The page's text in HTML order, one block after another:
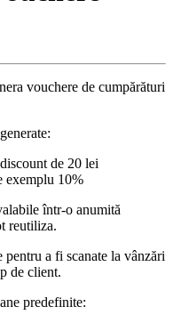
vouchere de cumpărături
de 20 lei
exemplu 10%
într-o anumită
reutiliza.
a fi scanate la vânzări
de client.
predefinite: